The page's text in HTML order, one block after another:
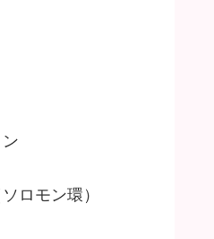
ロモン環）